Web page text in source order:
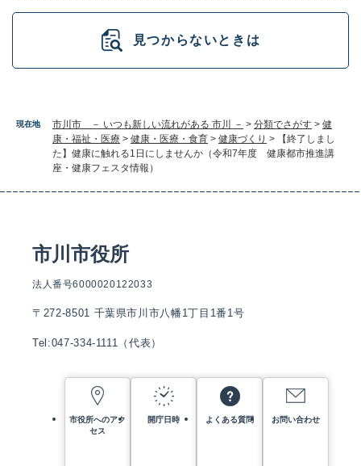
現在地 市川市 － いつも新しい流れがある 市川 － > 分類でさがす > 健
康・福祉・医療 > 健康・医療・食育 > 健康づくり >
【終了しまし
た】健康に触れる1日にしませんか（令和7年度 健康都市推進講
座・健康フェスタ情報）
見つからないときは
市川市役所
法人番号6000020122033
〒272-8501 千葉県市川市八幡1丁目1番1号
Tel:047-334-1111（代表）
市役所へのアク
セス
開庁日時 よくある質問 お問い合わせ